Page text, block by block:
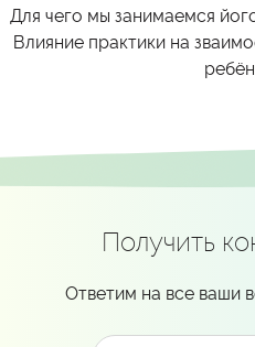
Для чего мы занимаемся
Влияние практики на
Получить
Ответим на все ваши